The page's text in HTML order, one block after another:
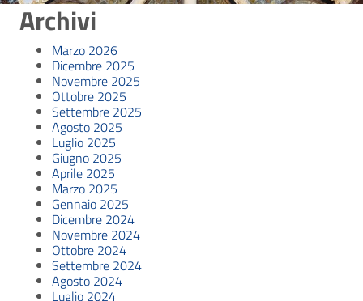
Archivi
Marzo 2026
Dicembre 2025
Novembre 2025
Ottobre 2025
Settembre 2025
Agosto 2025
Luglio 2025
Giugno 2025
Aprile 2025
Marzo 2025
Gennaio 2025
Dicembre 2024
Novembre 2024
Ottobre 2024
Settembre 2024
Agosto 2024
Luglio 2024